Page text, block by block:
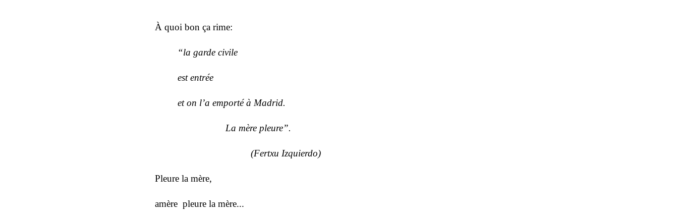
À quoi bon ça rime:
“la garde civile
est entrée
et on l’a emporté à Madrid.
La mère pleure”.
(Fertxu Izquierdo)
Pleure la mère,
amère pleure la mère...